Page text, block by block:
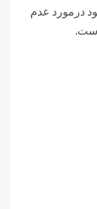
درمورد عدم